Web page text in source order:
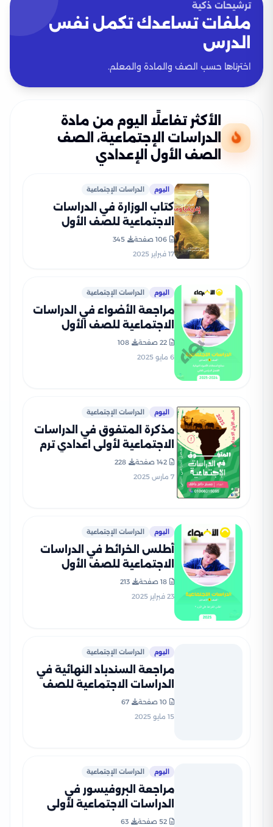
ترشيحات ذكية
ملفات تساعدك تكمل نفس
الدرس
اخترناها حسب الصف والمادة والمعلم.
الأكثر تفاعلًا اليوم من مادة
الدراسات الإجتماعية، الصف
الصف الأول الإعدادي
اليوم الدراسات الإجتماعية
كتاب الوزارة في الدراسات
الاجتماعية للصف الأول
بصيغة PDF
106 صفحة
345
17 فبراير 2025
اليوم الدراسات الإجتماعية
مراجعة الأضواء في الدراسات
الاجتماعية للصف الأول
PDF بالاجابات
22 صفحة
108
6 مايو 2025
اليوم الدراسات الإجتماعية
مذكرة المتفوق في الدراسات
الاجتماعية لأولى اعدادي ترم
ثاني بصيغة PDF
142 صفحة
228
7 مارس 2025
اليوم الدراسات الإجتماعية
أطلس الخرائط في الدراسات
الاجتماعية للصف الأول
الاعدادي ترم ثاني بصيغة PDF
18 صفحة
213
23 فبراير 2025
اليوم الدراسات الإجتماعية
مراجعة السندباد النهائية في
الدراسات الاجتماعية للصف
الأول الإعدادي الترم الثاني
PDF بالاجابات
10 صفحة
67
15 مايو 2025
اليوم الدراسات الإجتماعية
مراجعة البروفيسور في
الدراسات الاجتماعية لأولى
إعدادي ترم ثاني علي مقرر
52 صفحة
63